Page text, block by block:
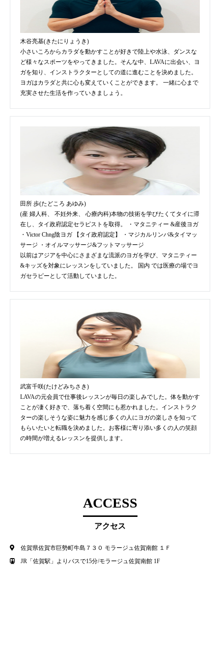
木谷亮基(きたにりょうき)
小さいころからカラダを動かすことが好きで陸上や水泳、ダンスな
ど様々なスポーツをやってきました。そんな中、LAVAに出会い、ヨ
ガを知り、インストラクターとしての道に進むことを決めました。
ヨガはカラダと共に心も変えていくことができます。 一緒に心まで
充実させた生活を作っていきましょう。
田所 歩(たどころ あゆみ)
(産 婦人科、 不妊外来、 心療内科)本物の技術を学びたくてタイに滞
在し、タイ政府認定セラピストを取得。 ・マタニティー &産後ヨガ
・Victor Chng陰ヨガ 【タイ政府認定】 ・マジカルリンパ&タイマッ
サージ ・オイルマッサージ&フットマッサージ
以前はアジアを中心にさまざまな流派のヨガを学び、マタニティー
&キッズを対象にレッスンをしていました。 国内 では医療の場でヨ
ガセラピーとして活動していました。
武富千咲(たけどみちさき)
LAVAの元会員で仕事後レッスンが毎日の楽しみでした。体を動かす
ことが凄く好きで、落ち着く空間にも惹かれました。インストラク
ターの楽しそうな姿に魅力を感じ多くの人にヨガの楽しさを知って
もらいたいと転職を決めました。お客様に寄り添い多くの人の笑顔
の時間が増えるレッスンを提供します。
ACCESS
アクセス
佐賀県佐賀市巨勢町牛島７３０ モラージュ佐賀南館 １Ｆ
JR「佐賀駅」よりバスで15分/モラージュ佐賀南館 1F